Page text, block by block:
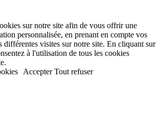
sur notre site afin de vous offrir une
personnalisée, en prenant en compte vos
différentes visites sur notre site. En cliquant sur
à l'utilisation de tous les cookies
Accepter Tout refuser